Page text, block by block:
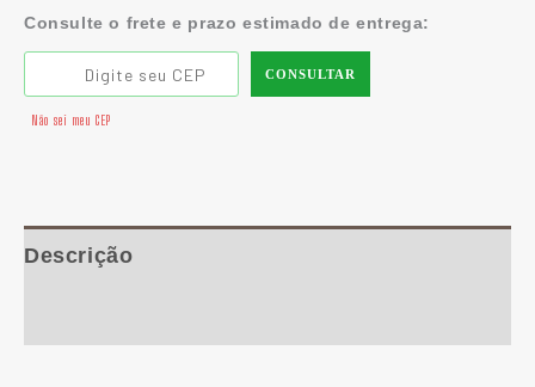
Consulte o frete e prazo estimado de entrega:
CONSULTAR
Não sei meu CEP
Descrição